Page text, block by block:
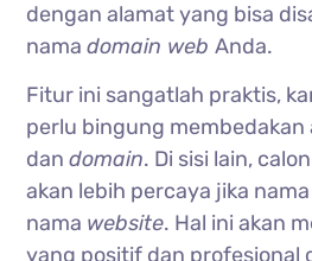
dengan alamat yang bisa
namadomain webAnda.
Fitur ini sangatlah praktis,
perlu bingung membedakan
dandomain. Di sisi lain,
akan lebih percaya jika nama
nama website. Hal ini akan
yang positif dan profesional